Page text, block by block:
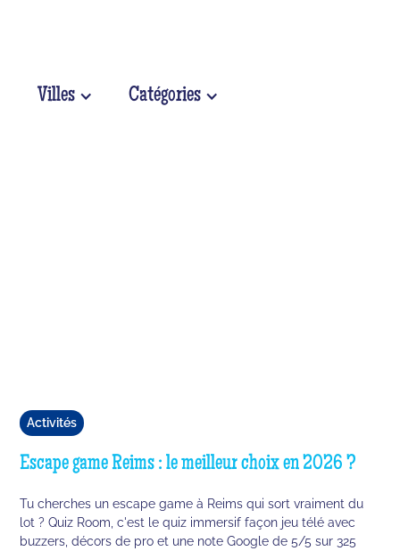
Villes Catégories
Activités
Escape game Reims : le meilleur choix en 2026 ?
Tu cherches un escape game à Reims qui sort vraiment du
lot ? Quiz Room, c'est le quiz immersif façon jeu télé avec
buzzers, décors de pro et une note Google de 5/5 sur 325